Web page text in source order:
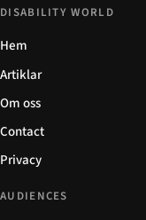
DISABILITY WORLD
Hem
Artiklar
Om oss
Contact
Privacy
AUDIENCES